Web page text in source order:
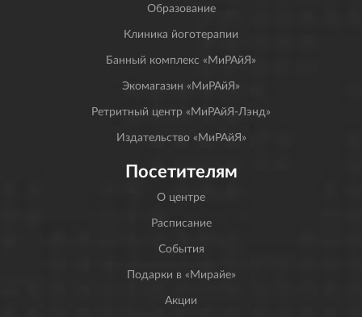
Образование
Клиника йоготерапии
Банный комплекс «МиРАйЯ»
Экомагазин «МиРАйЯ»
Ретритный центр «МиРАйЯ-Лэнд»
Издательство «МиРАйЯ»
Посетителям
О центре
Расписание
События
Подарки в «Мирайе»
Акции